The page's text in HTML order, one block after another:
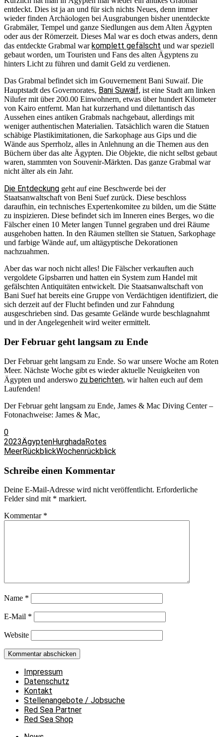
entdeckt. Dies ist ja an und für sich nichts Neues, denn immer
wieder finden Archäologen bei Ausgrabungen bisher unentdeckte
Grabmäler, Tempel und ganze Siedlungen aus dem Alten Ägypten
oder aus der Römerzeit. Dieses Mal war es doch etwas anders, denn
das entdeckte Grabmal war komplett gefälscht und war speziell
gebaut worden, um Touristen und Fans des alten Ägyptens zu
hinters Licht zu führen und damit Geld zu verdienen.
Das Grabmal befindet sich im Gouvernement Bani Suwaif. Die
Hauptstadt des Governorates, Bani Suwaif, ist eine Stadt am linken
Nilufer mit über 200.00 Einwohnern, etwas über hundert Kilometer
von Kairo entfernt. Man hat kurzerhand und dilettantisch das
Aussehen eines antiken Grabmals nachgebaut, allerdings mit
weniger authentischen Materialien. Tatsächlich waren die Statuen
schäbige Plastikimitationen, die Sarkophage aus Gips und die
Wände aus Sperrholz, alles in Anlehnung an die Themen aus den
Büchern über das alte Ägypten. Die Objekte, die nicht selbst gebaut
waren, stammten von Souvenir-Märkten. Das ganze Grabmal war
nicht älter als ein Jahr.
Die Entdeckung geht auf eine Beschwerde bei der
Staatsanwaltschaft von Beni Suef zurück. Diese beschloss
daraufhin, ein technisches Expertenkomitee zu bilden, um die Stätte
zu inspizieren. Diese befindet sich im Inneren eines Berges, wo die
Fälscher einen 10 Meter langen Tunnel gegraben und drei Räume
ausgehoben hatten. In den Räumen stellten sie Statuen, Sarkophage
und farbige Wände auf, um altägyptische Dekorationen
nachzuahmen.
Aber das war noch nicht alles! Die Fälscher verkauften auch
vergoldete Gipsbarren und hatten ein System zum Handel mit
gefälschten Antiquitäten entwickelt. Die Staatsanwaltschaft von
Bani Suef hat bereits eine Gruppe von Verdächtigen identifiziert, die
sich derzeit auf der Flucht befinden und zur Fahndung
ausgeschrieben sind. Das gesamte Gelände wurde beschlagnahmt
und in der Angelegenheit wird weiter ermittelt.
Der Februar geht langsam zu Ende
Der Februar geht langsam zu Ende. So war unsere Woche am Roten
Meer. Nächste Woche gibt es wieder aktuelle Neuigkeiten von
Ägypten und anderswo zu berichten, wir halten euch auf dem
Laufenden!
Der Februar geht langsam zu Ende, James & Mac Diving Center –
Fotonachweise: James & Mac,
0
2023ÄgyptenHurghadaRotes
MeerRückblickWochenrückblick
Schreibe einen Kommentar
Deine E-Mail-Adresse wird nicht veröffentlicht. Erforderliche
Felder sind mit * markiert.
Kommentar *
Name *
E-Mail *
Website
Impressum
Datenschutz
Kontakt
Stellenangebote / Jobsuche
Red Sea Partner
Red Sea Shop